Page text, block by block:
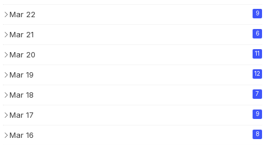
Mar 22 9
Mar 21 6
Mar 20 11
Mar 19 12
Mar 18 7
Mar 17 9
Mar 16 8